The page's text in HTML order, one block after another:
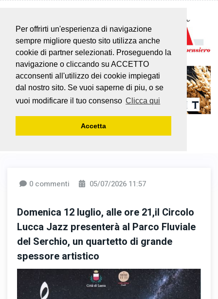
Per offrirti un'esperienza di navigazione
sempre migliore questo sito utilizza anche
cookie di partner selezionati. Proseguendo la
navigazione o cliccando su ACCETTO
acconsenti all'utilizzo dei cookie impiegati
dal nostro sito. Se vuoi saperne di piu, o se
vuoi modificare il tuo consenso Clicca qui
Accetta
0 commenti 05/07/2026 11:57
Domenica 12 luglio, alle ore 21,il Circolo
Lucca Jazz presenterà al Parco Fluviale
del Serchio, un quartetto di grande
spessore artistico